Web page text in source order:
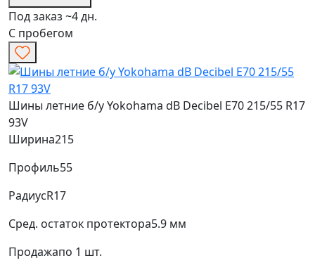
Под заказ ~4 дн.
С пробегом
Шины летние б/у Yokohama dB Decibel E70 215/55 R17
93V
Ширина215
Профиль55
РадиусR17
Сред. остаток протектора5.9 мм
Продажапо 1 шт.